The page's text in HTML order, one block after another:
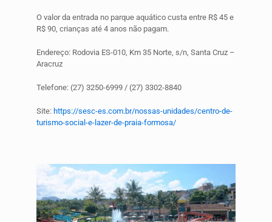
O valor da entrada no parque aquático custa entre R$ 45 e
R$ 90, crianças até 4 anos não pagam.
Endereço: Rodovia ES-010, Km 35 Norte, s/n, Santa Cruz –
Aracruz
Telefone: (27) 3250-6999 / (27) 3302-8840
Site: https://sesc-es.com.br/nossas-unidades/centro-de-
turismo-social-e-lazer-de-praia-formosa/